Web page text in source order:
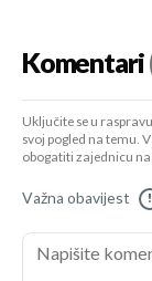
Komentari
Uključite se u
svoj pogled na temu.
obogatiti zajednicu
Važna obavijest !